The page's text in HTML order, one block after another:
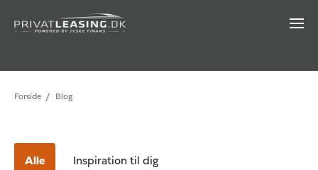
Forside / Blog
Alle Inspiration til dig